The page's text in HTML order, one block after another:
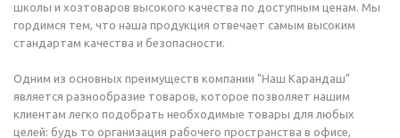
школы и хозтоваров высокого качества по доступным ценам. Мы
гордимся тем, что наша продукция отвечает самым высоким
стандартам качества и безопасности.
Одним из основных преимуществ компании "Наш Карандаш"
является разнообразие товаров, которое позволяет нашим
клиентам легко подобрать необходимые товары для любых
целей: будь то организация рабочего пространства в офисе,